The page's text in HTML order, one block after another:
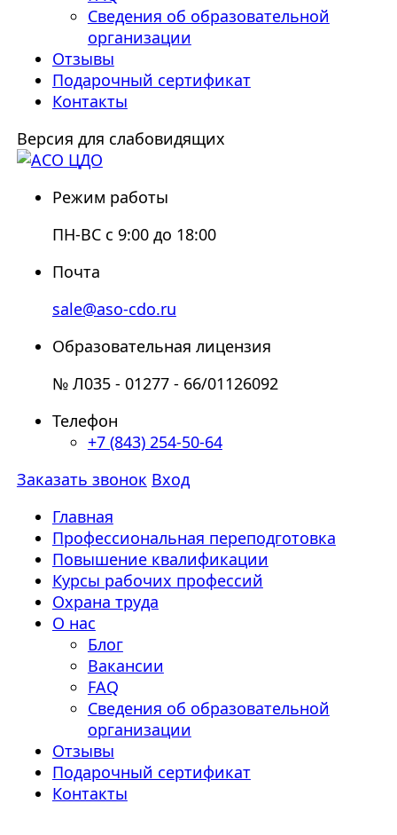
Сведения об образовательной
организации
Отзывы
Подарочный сертификат
Контакты
Версия для слабовидящих
Режим работы
ПН-ВС с 9:00 до 18:00
Почта
sale@aso-cdo.ru
Образовательная лицензия
№ Л035 - 01277 - 66/01126092
Телефон
+7 (843) 254-50-64
Заказать звонок Вход
Главная
Профессиональная переподготовка
Повышение квалификации
Курсы рабочих профессий
Охрана труда
О нас
Блог
Вакансии
FAQ
Сведения об образовательной
организации
Отзывы
Подарочный сертификат
Контакты